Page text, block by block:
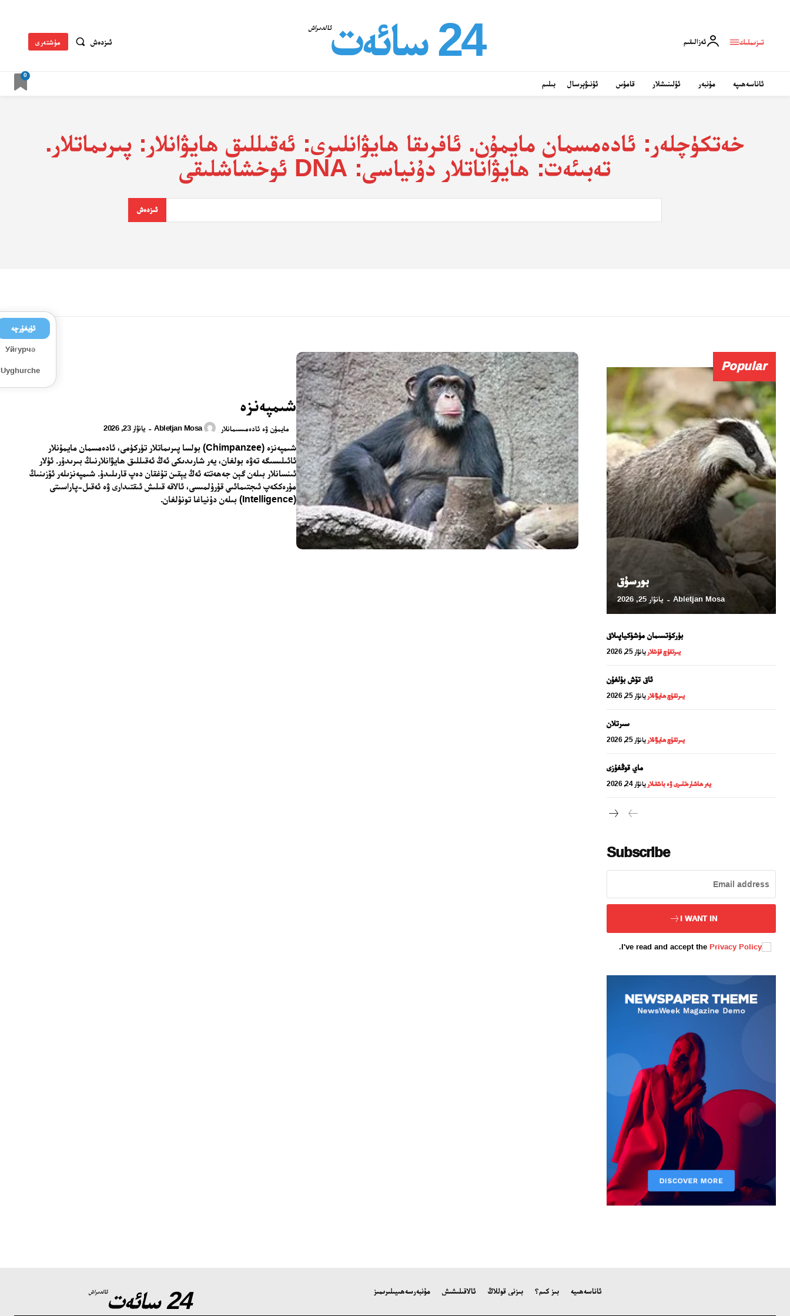
تىزىملىك ئەزالىقىم 24 سائەت ئالدىراش
ئىزدەش مۇشتەرى
ئاناسەھىپە مۇنبەر ئۇلىنىشلار قامۇس ئۇنىۋېرسال بىلىم
0
خەتكۈچلەر: ئادەمسمان مايمۇن. ئافرىقا ھايۋانلىرى: ئەقىللىق ھايۋانلار: پىرىماتلار.
تەبىئەت: ھايۋاناتلار دۇنياسى: DNA ئوخشاشلىقى
ئىزدەش
شىمپەنزە
مايمۇن ۋە ئادەمىسىمانلار Abletjan Mosa
- يانۋار 23, 2026
شىمپەنزە (Chimpanzee) بولسا پىرىماتلار تۈركۈمى، ئادەمسمان مايمۇنلار
ئائىلىسىگە تەۋە بولغان، يەر شارىدىكى ئەڭ ئەقىللىق ھايۋانلارنىڭ بىرىدۇر. ئۇلار
ئىنسانلار بىلەن گېن جەھەتتە ئەڭ يېقىن تۇغقان دەپ قارىلىدۇ. شىمپەنزىلەر ئۆزىنىڭ
مۇرەككەپ ئىجتىمائىي قۇرۇلمىسى، ئالاقە قىلىش ئىقتىدارى ۋە ئەقىل-پاراسىتى
(Intelligence) بىلەن دۇنياغا تونۇلغان.
Popular
بورسۇق
Abletjan Mosa
- يانۋار 25, 2026
بۈركۈتسىمان مۈشۈكياپىلاق
يىرتقۇچ قۇشلار يانۋار 25, 2026
ئاق تۆش بۇلغۇن
يىرتقۇچ ھايۋانلار يانۋار 25, 2026
سىرتلان
يىرتقۇچ ھايۋانلار يانۋار 25, 2026
ماي قوڭغۇزى
يەر ھاشارەتلىرى ۋە باشقىلار يانۋار 24, 2026
Subscribe
I WANT IN
I've read and accept the Privacy Policy
.
24 سائەت ئالدىراش ئاناسەھىپە بىز كىم؟ بىزنى قوللاڭ ئالاقىلىشىش مۇنبەرسەھىپىلىرىمىز
ئۇيغۇرچە
Уйғурчә
Uyghurche